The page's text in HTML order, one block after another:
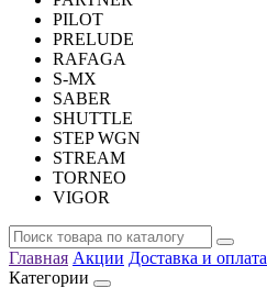
PILOT
PRELUDE
RAFAGA
S-MX
SABER
SHUTTLE
STEP WGN
STREAM
TORNEO
VIGOR
Главная Акции Доставка и оплата
Категории